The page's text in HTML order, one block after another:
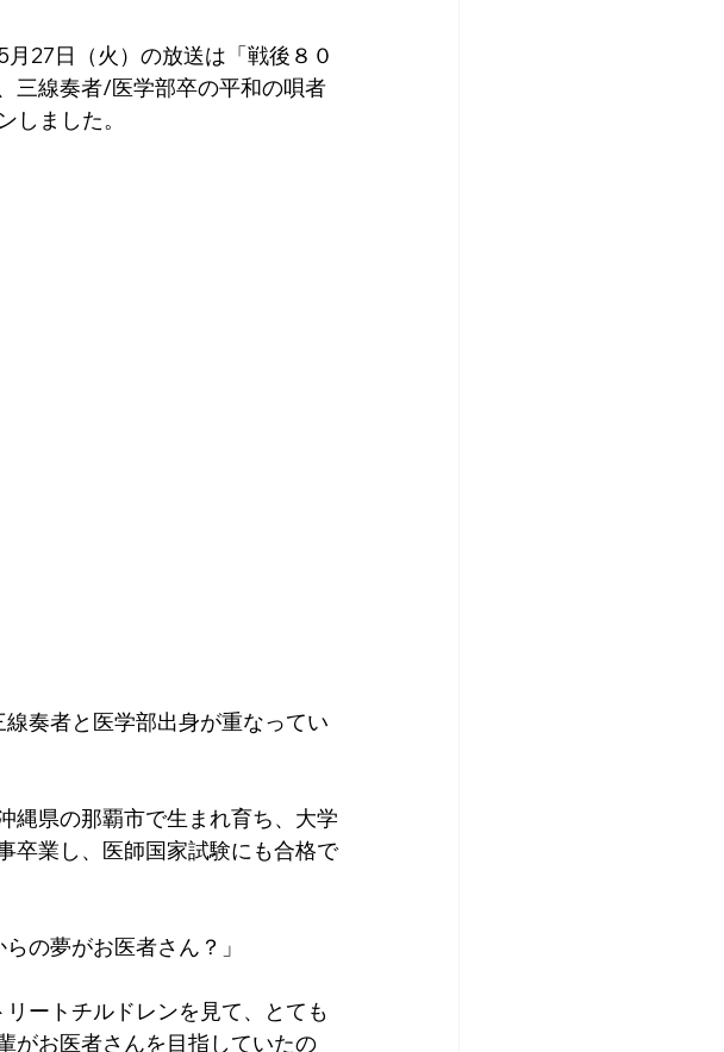
27日（火）の放送は「戦後８０
三線奏者/医学部卒の平和の唄者
しました。
奏者と医学部出身が重なってい
縄県の那覇市で生まれ育ち、大学
卒業し、医師国家試験にも合格で
の夢がお医者さん？」
ートチルドレンを見て、とても
がお医者さんを目指していたの